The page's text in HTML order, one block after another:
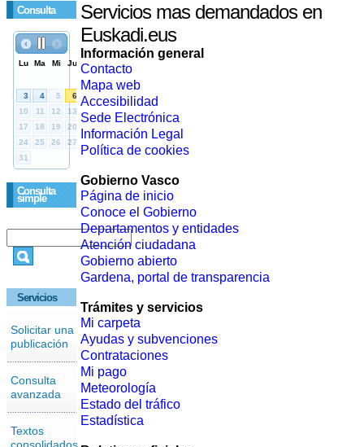
Consulta
Consulta
simple
Servicios
Solicitar una
publicación
Consulta
avanzada
Textos
consolidados
Servicios mas demandados en
Euskadi.eus
Información general
Contacto
Mapa web
Accesibilidad
Sede Electrónica
Información Legal
Política de cookies
Gobierno Vasco
Página de inicio
Conoce el Gobierno
Departamentos y entidades
Atención ciudadana
Gobierno abierto
Gardena, portal de transparencia
Trámites y servicios
Mi carpeta
Ayudas y subvenciones
Contrataciones
Mi pago
Meteorología
Estado del tráfico
Estadística